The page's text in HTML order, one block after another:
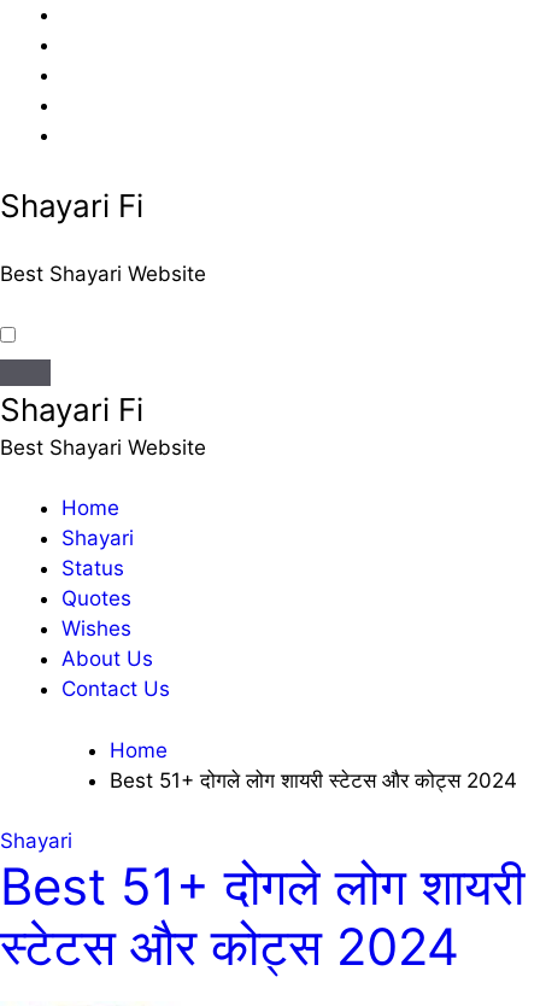
content
Shayari Fi
Best Shayari Website
Shayari Fi
Best Shayari Website
Home
Shayari
Status
Quotes
Wishes
About Us
Contact Us
Home
Best 51+ दोगले लोग शायरी स्टेटस और कोट्स 2024
Shayari
Best 51+ दोगले लोग शायरी
स्टेटस और कोट्स 2024